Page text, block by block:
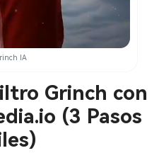
IA
Grinch con
(3 Pasos